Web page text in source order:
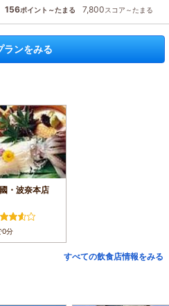
156ポイント～たまる 7,800スコア～たまる
ランをみる
・波奈本店
0分
すべての飲食店情報をみる